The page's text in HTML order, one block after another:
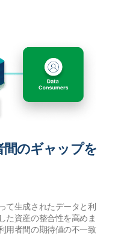
間のギャップを
て生成されたデータと利
た資産の整合性を高めま
用者間の期待値の不一致